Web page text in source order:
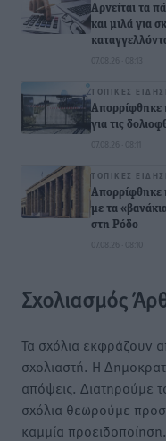
Αρνείται τα
και μιλά για
07.08.26 · 08:13
ΤΟΠΙΚΈΣ
Απορρίφθηκε
για τις
07.08.26 · 08:11
ΤΟΠΙΚΈΣ
Απορρίφθηκε
με τα
στη Ρόδο
07.08.26 · 08:10
Σχολιασμός
Τα σχόλια εκφράζουν
σχολιαστή. Η
απόψεις. Διατηρούμε
σχόλια θεωρούμε
καμμία